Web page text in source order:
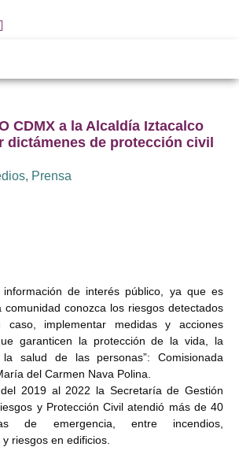
CDMX a la Alcaldía Iztacalco
dictámenes de protección civil
, Prensa
de interés público, ya que es
comunidad conozca los riesgos detectados
implementar medidas y acciones
garanticen la protección de la vida, la
salud de las personas”: Comisionada
del Carmen Nava Polina.
2019 al 2022 la Secretaría de Gestión
y Protección Civil atendió más de 40
de emergencia, entre incendios,
riesgos en edificios.